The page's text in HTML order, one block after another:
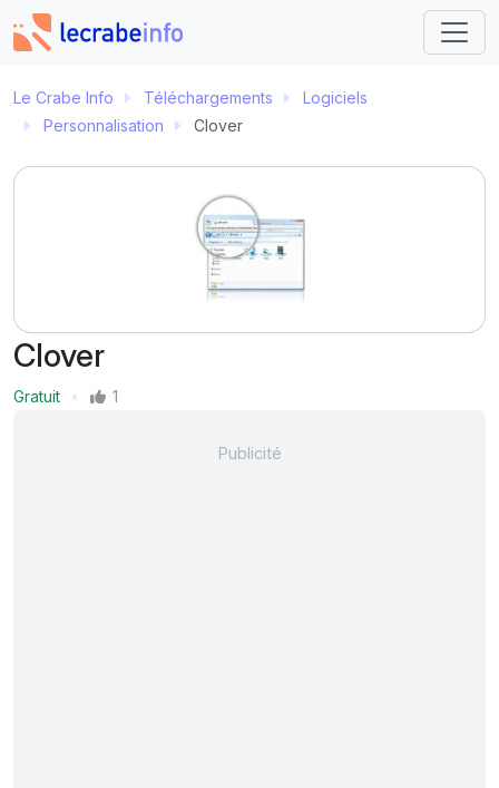
Le Crabe Info Téléchargements
Logiciels
Personnalisation
Clover
Clover
Prix
Gratuit
1